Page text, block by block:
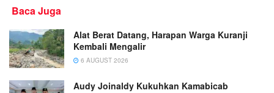
Baca Juga
Alat Berat Datang, Harapan Warga Kuranji
Kembali Mengalir
6 AUGUST 2026
Audy Joinaldy Kukuhkan Kamabicab